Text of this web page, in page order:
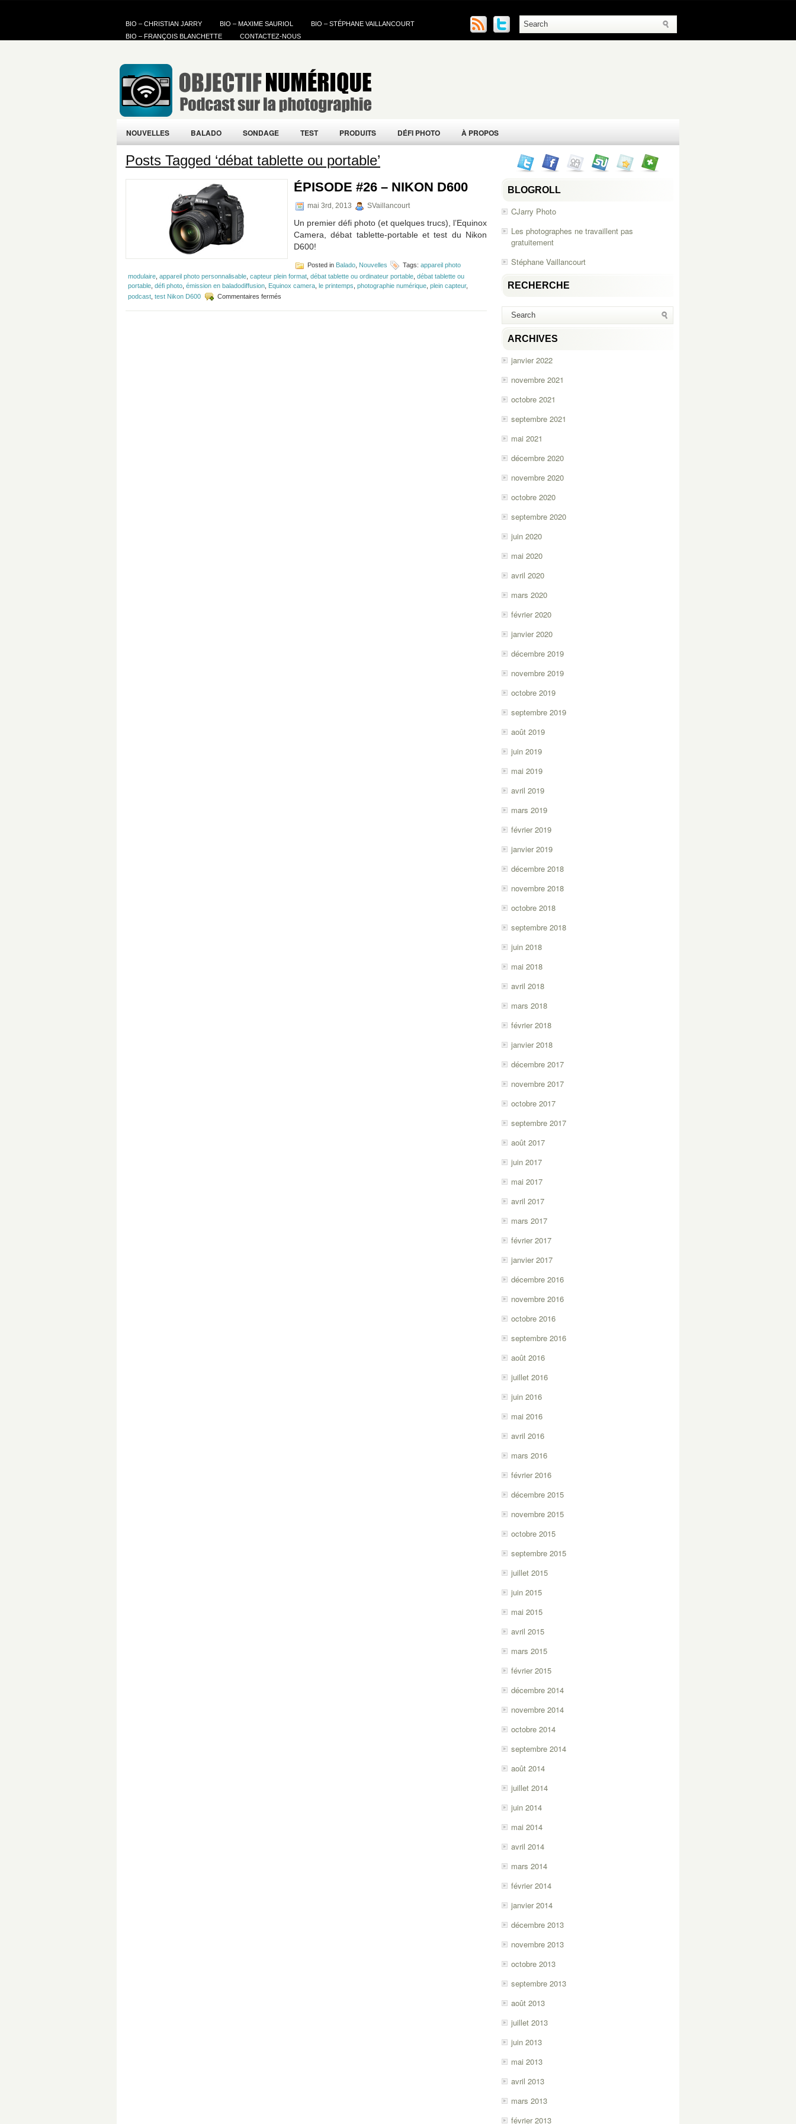
BIO – CHRISTIAN JARRY BIO – MAXIME SAURIOL
BIO – STÉPHANE VAILLANCOURT
BIO – FRANÇOIS BLANCHETTE
CONTACTEZ-NOUS
NOUVELLES BALADO SONDAGE TEST PRODUITS DÉFI PHOTO À PROPOS
Posts Tagged ‘débat tablette ou portable’
ÉPISODE #26 – NIKON D600
mai 3rd, 2013 SVaillancourt
Un premier défi photo (et quelques trucs), l’Equinox
Camera, débat tablette-portable et test du Nikon
D600!
Posted in Balado Nouvelles Tags: appareil photo
modulaire appareil photo personnalisable capteur plein format débat tablette ou ordinateur portable débat tablette ou
portable défi photo émission en baladodiffusion Equinox camera le printemps photographie numérique plein capteur,
podcast test Nikon D600 Commentaires fermés
#26
BLOGROLL
CJarry Photo
Les photographes ne travaillent pas
gratuitement
Stéphane Vaillancourt
RECHERCHE
ARCHIVES
janvier 2022
novembre 2021
octobre 2021
septembre 2021
mai 2021
décembre 2020
novembre 2020
octobre 2020
septembre 2020
juin 2020
mai 2020
avril 2020
mars 2020
février 2020
janvier 2020
décembre 2019
novembre 2019
octobre 2019
septembre 2019
août 2019
juin 2019
mai 2019
avril 2019
mars 2019
février 2019
janvier 2019
décembre 2018
novembre 2018
octobre 2018
septembre 2018
juin 2018
mai 2018
avril 2018
mars 2018
février 2018
janvier 2018
décembre 2017
novembre 2017
octobre 2017
septembre 2017
août 2017
juin 2017
mai 2017
avril 2017
mars 2017
février 2017
janvier 2017
décembre 2016
novembre 2016
octobre 2016
septembre 2016
août 2016
juillet 2016
juin 2016
mai 2016
avril 2016
mars 2016
février 2016
décembre 2015
novembre 2015
octobre 2015
septembre 2015
juillet 2015
juin 2015
mai 2015
avril 2015
mars 2015
février 2015
décembre 2014
novembre 2014
octobre 2014
septembre 2014
août 2014
juillet 2014
juin 2014
mai 2014
avril 2014
mars 2014
février 2014
janvier 2014
décembre 2013
novembre 2013
octobre 2013
septembre 2013
août 2013
juillet 2013
juin 2013
mai 2013
avril 2013
mars 2013
février 2013